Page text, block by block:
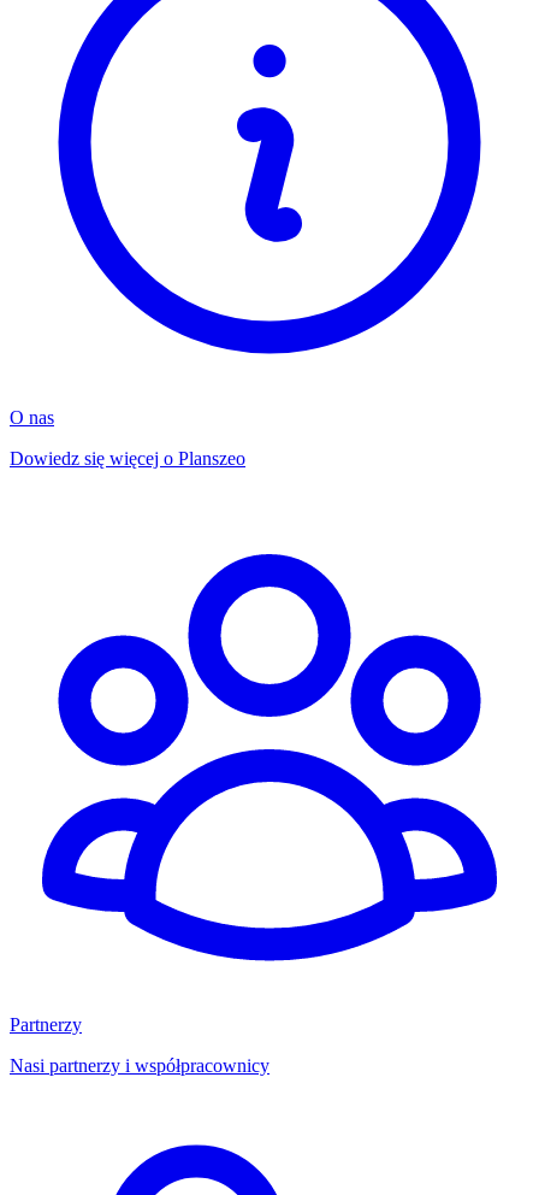
O nas
Dowiedz się więcej o Planszeo
Partnerzy
Nasi partnerzy i współpracownicy